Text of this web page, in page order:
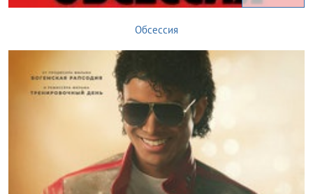
Обсессия